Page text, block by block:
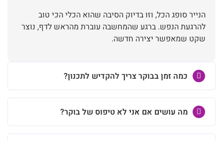
הנייר סופג הכל, וזו בדיוק הסיבה שהוא הכלי הכי טוב
להרגעת הנפש. ברגע שהמחשבה עוברת מהראש לדף, נוצר
שקט שמאפשר יצירה חדשה.
כמה זמן בבוקר צריך להקדיש לתכנון?
מה עושים אם אני לא טיפוס של בוקר?